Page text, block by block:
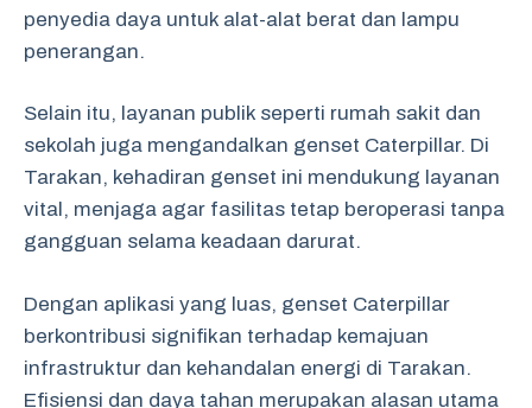
penyedia daya untuk alat-alat berat dan lampu
penerangan.
Selain itu, layanan publik seperti rumah sakit dan
sekolah juga mengandalkan genset Caterpillar. Di
Tarakan, kehadiran genset ini mendukung layanan
vital, menjaga agar fasilitas tetap beroperasi tanpa
gangguan selama keadaan darurat.
Dengan aplikasi yang luas, genset Caterpillar
berkontribusi signifikan terhadap kemajuan
infrastruktur dan kehandalan energi di Tarakan.
Efisiensi dan daya tahan merupakan alasan utama